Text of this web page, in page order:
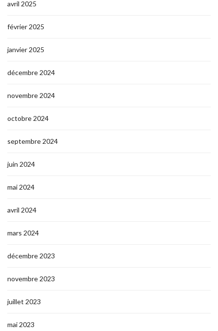
avril 2025
février 2025
janvier 2025
décembre 2024
novembre 2024
octobre 2024
septembre 2024
juin 2024
mai 2024
avril 2024
mars 2024
décembre 2023
novembre 2023
juillet 2023
mai 2023